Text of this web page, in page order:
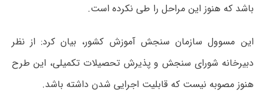
باشد که هنوز این مراحل را طی نکرده است.
این مسوول سازمان سنجش آموزش کشور، بیان کرد: از نظر
دبیرخانه شورای سنجش و پذیرش تحصیلات تکمیلی، این طرح
هنوز مصوبه نیست که قابلیت اجرایی شدن داشته باشد.